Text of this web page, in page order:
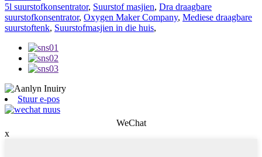
5l suurstofkonsentrator, Suurstof masjien, Dra draagbare
suurstofkonsentrator, Oxygen Maker Company, Mediese draagbare
suurstoftenk, Suurstofmasjien in die huis,
Stuur e-pos
WeChat
x